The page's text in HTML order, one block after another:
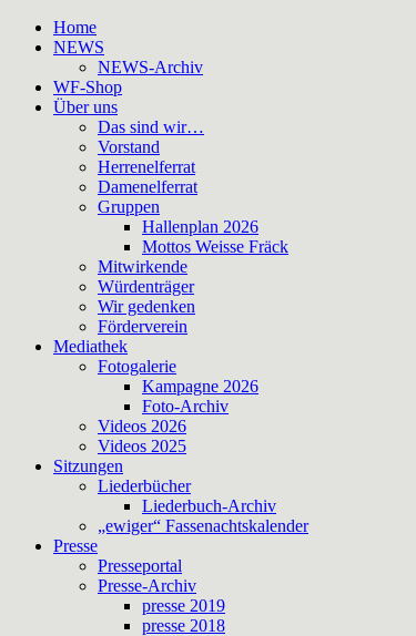
Home
NEWS
NEWS-Archiv
WF-Shop
Über uns
Das sind wir…
Vorstand
Herrenelferrat
Damenelferrat
Gruppen
Hallenplan 2026
Mottos Weisse Fräck
Mitwirkende
Würdenträger
Wir gedenken
Förderverein
Mediathek
Fotogalerie
Kampagne 2026
Foto-Archiv
Videos 2026
Videos 2025
Sitzungen
Liederbücher
Liederbuch-Archiv
„ewiger“ Fassenachtskalender
Presse
Presseportal
Presse-Archiv
presse 2019
presse 2018